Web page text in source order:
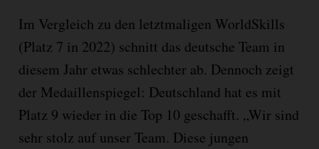
Im Vergleich zu den letztmaligen WorldSkills
(Platz 7 in 2022) schnitt das deutsche Team in
diesem Jahr etwas schlechter ab. Dennoch zeigt
der Medaillenspiegel: Deutschland hat es mit
Platz 9 wieder in die Top 10 geschafft. „Wir sind
sehr stolz auf unser Team. Diese jungen